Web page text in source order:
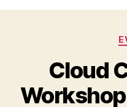
Cloud